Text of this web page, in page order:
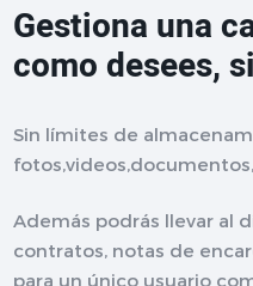
Gestiona una
como desees,
Sin límites de
Además podrás llevar al
contratos, notas de
para un único usuario